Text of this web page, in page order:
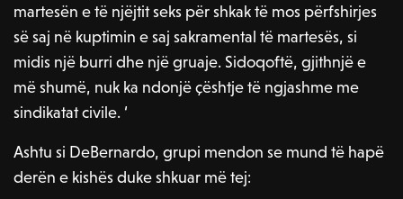
martesën e të njëjtit seks për shkak të mos përfshirjes
së saj në kuptimin e saj sakramental të martesës, si
midis një burri dhe një gruaje. Sidoqoftë, gjithnjë e
më shumë, nuk ka ndonjë çështje të ngjashme me
sindikatat civile. ‘
Ashtu si DeBernardo, grupi mendon se mund të hapë
derën e kishës duke shkuar më tej: